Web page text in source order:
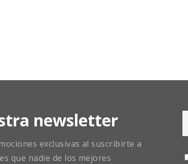
newsletter
exclusivas al suscribirte a
que nadie de los mejores